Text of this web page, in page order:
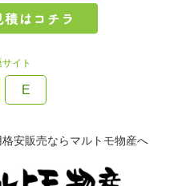
イト
E
安販売ならマルトモ物産へ